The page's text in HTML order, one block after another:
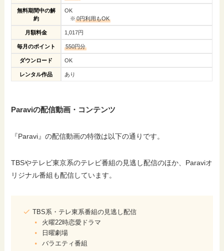
無料期間中の解
約
OK
※ 0円利用もOK
月額料金 1,017円
毎月のポイント 550円分
ダウンロード OK
レンタル作品 あり
Paraviの配信動画・コンテンツ
『Paravi』の配信動画の特徴は以下の通りです。
TBSやテレビ東京系のテレビ番組の見逃し配信のほか、Paraviオ
リジナル番組も配信しています。
TBS系・テレ東系番組の見逃し配信
火曜22時恋愛ドラマ
日曜劇場
バラエティ番組